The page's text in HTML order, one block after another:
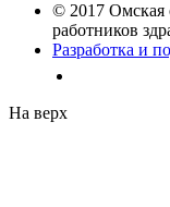
© 2017 Омская
работников
Разработка и
На верх